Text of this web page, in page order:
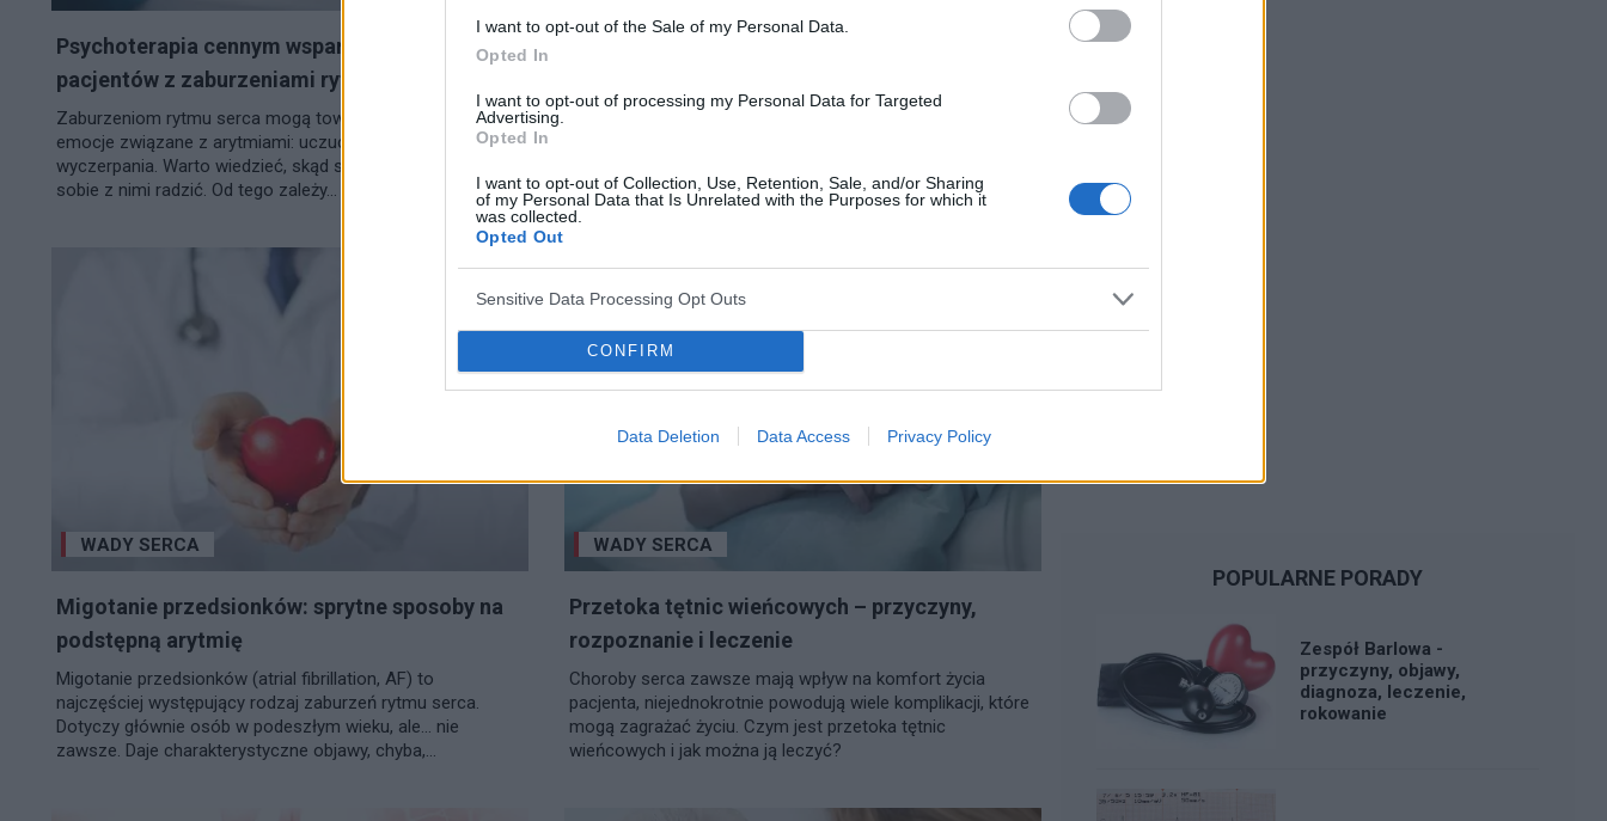
I want to opt-out of the Sale of my Personal Data.
Opted In
I want to opt-out of processing my Personal Data for Targeted
Advertising.
Opted In
I want to opt-out of Collection, Use, Retention, Sale, and/or Sharing
of my Personal Data that Is Unrelated with the Purposes for which it
was collected.
Opted Out
Sensitive Data Processing Opt Outs
CONFIRM
Data Deletion Data Access Privacy Policy
Psychoterapia cennym wsparciem dla
pacjentów z zaburzeniami rytmu serca
Zaburzeniom rytmu serca mogą towarzyszyć różne
emocje związane z arytmiami: uczucie lęku, niepokoju,
wyczerpania. Warto wiedzieć, skąd się te emocje biorą i jak
sobie z nimi radzić. Od tego zależy...
według statystyk jest w Polsce najczęstszą przyczyną
WADY SERCA
Migotanie przedsionków: sprytne sposoby na
podstępną arytmię
Migotanie przedsionków (atrial fibrillation, AF) to
najczęściej występujący rodzaj zaburzeń rytmu serca.
Dotyczy głównie osób w podeszłym wieku, ale… nie
zawsze. Daje charakterystyczne objawy, chyba,...
WADY SERCA
Przetoka tętnic wieńcowych – przyczyny,
rozpoznanie i leczenie
Choroby serca zawsze mają wpływ na komfort życia
pacjenta, niejednokrotnie powodują wiele komplikacji, które
mogą zagrażać życiu. Czym jest przetoka tętnic
wieńcowych i jak można ją leczyć?
POPULARNE PORADY
Zespół Barlowa -
przyczyny, objawy,
diagnoza, leczenie,
rokowanie